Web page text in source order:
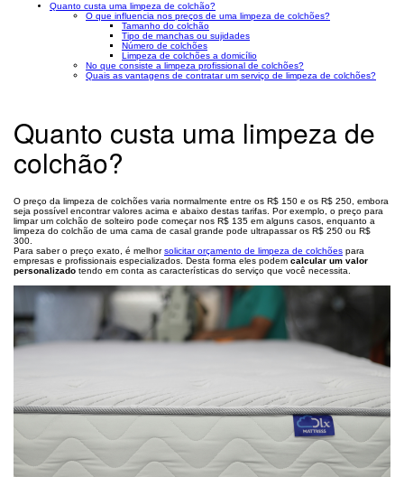
Quanto custa uma limpeza de colchão?
O que influencia nos preços de uma limpeza de colchões?
Tamanho do colchão
Tipo de manchas ou sujidades
Número de colchões
Limpeza de colchões a domicílio
No que consiste a limpeza profissional de colchões?
Quais as vantagens de contratar um serviço de limpeza de colchões?
Quanto custa uma limpeza de
colchão?
O preço da limpeza de colchões varia normalmente entre os R$ 150 e os R$ 250, embora
seja possível encontrar valores acima e abaixo destas tarifas. Por exemplo, o preço para
limpar um colchão de solteiro pode começar nos R$ 135 em alguns casos, enquanto a
limpeza do colchão de uma cama de casal grande pode ultrapassar os R$ 250 ou R$
300.
Para saber o preço exato, é melhorsolicitar orçamento de limpeza de colchões para
empresas e profissionais especializados. Desta forma eles podem calcular um valor
personalizado tendo em conta as características do serviço que você necessita.